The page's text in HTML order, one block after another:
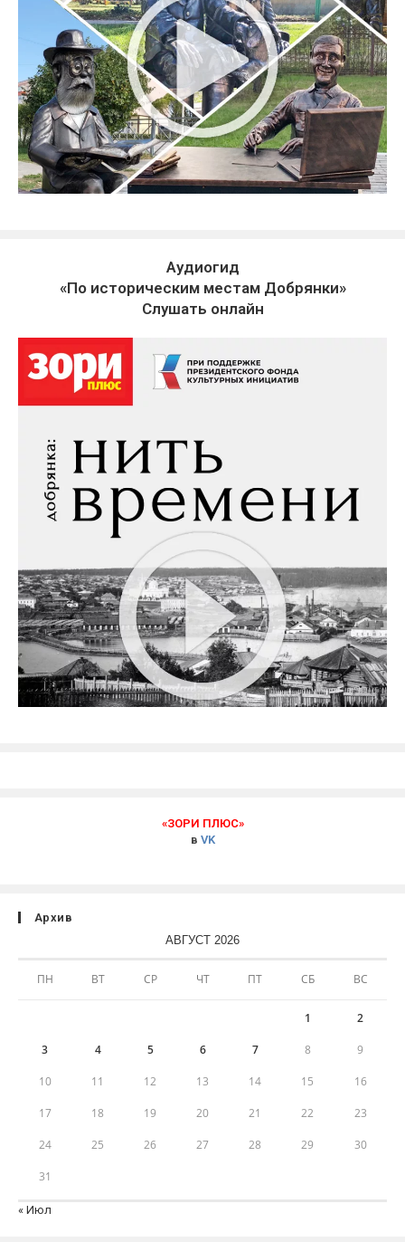
Аудиогид
«По историческим местам Добрянки»
Слушать онлайн
«ЗОРИ ПЛЮС»
в VK
Архив
АВГУСТ 2026
ПН ВТ СР ЧТ ПТ СБ ВС
1 2
3 4 5 6 7 8 9
10 11 12 13 14 15 16
17 18 19 20 21 22 23
24 25 26 27 28 29 30
31
« Июл